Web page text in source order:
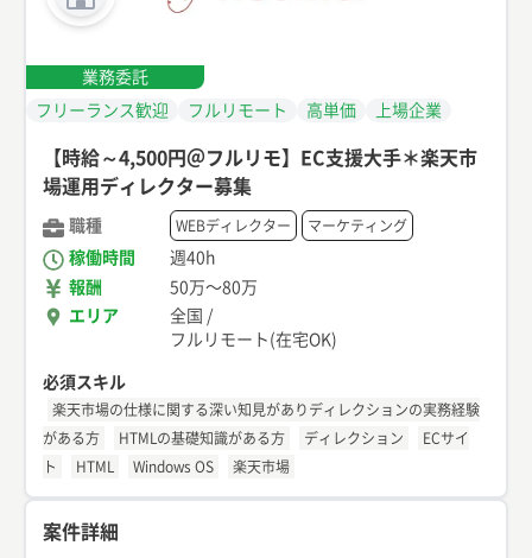
業務委託
フリーランス歓迎
フルリモート 高単価 上場企業
【時給～4,500円＠フルリモ】EC支援大手＊楽天市
場運用ディレクター募集
職種 WEBディレクター マーケティング
稼働時間
週40h
報酬
50万〜80万
エリア
全国 /
フルリモート(在宅OK)
必須スキル
楽天市場の仕様に関する深い知見がありディレクションの実務経験
がある方
HTMLの基礎知識がある方 ディレクション
ECサイ
ト
HTML Windows OS 楽天市場
案件詳細